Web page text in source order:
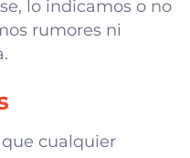
lo indicamos o no
rumores ni
cualquier